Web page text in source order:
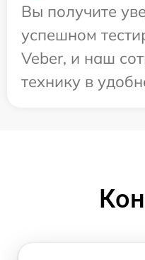
Вы получите
успешном
Veber, и наш
технику в